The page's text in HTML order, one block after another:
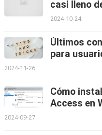
casi lleno
2024-10-24
Últimos
para
2024-11-26
Cómo
Access en
2024-09-27